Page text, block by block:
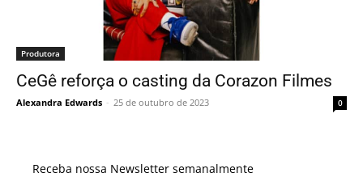
Produtora
CeGê reforça o casting da Corazon Filmes
Alexandra Edwards - 25 de outubro de 2023 0
Receba nossa Newsletter semanalmente